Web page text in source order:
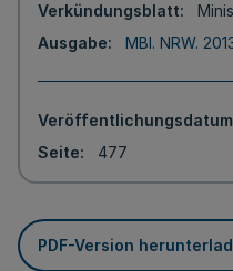
Verkündungsblatt
Ausgabe
MBl. NRW.
Veröffentlichungsdatum
Seite
477
PDF-Version